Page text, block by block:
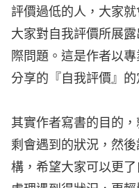
評價過低的人，大家
大家對自我評價所展
際問題。這是作者以
分享的『自我評價』的
其實作者寫書的目的
剩會遇到的狀況，然
構，希望大家可以更